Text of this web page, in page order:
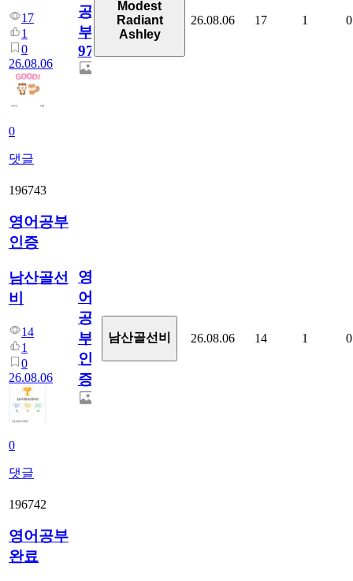
17
1
0
26.08.06
0
댓글
공
부
97
Modest
Radiant
Ashley
26.08.06 17 1 0
196743
영어공부
인증
남산골선
비
14
1
0
26.08.06
0
댓글
영
어
공
부
인
증
남산골선비 26.08.06 14 1 0
196742
영어공부
완료